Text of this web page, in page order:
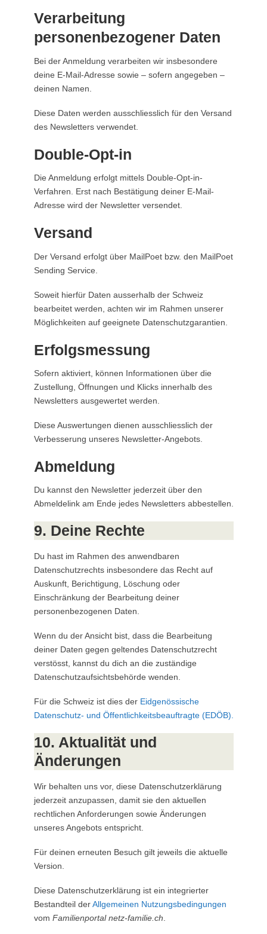
Verarbeitung
personenbezogener Daten
Bei der Anmeldung verarbeiten wir insbesondere
deine E-Mail-Adresse sowie – sofern angegeben –
deinen Namen.
Diese Daten werden ausschliesslich für den Versand
des Newsletters verwendet.
Double-Opt-in
Die Anmeldung erfolgt mittels Double-Opt-in-
Verfahren. Erst nach Bestätigung deiner E-Mail-
Adresse wird der Newsletter versendet.
Versand
Der Versand erfolgt über MailPoet bzw. den MailPoet
Sending Service.
Soweit hierfür Daten ausserhalb der Schweiz
bearbeitet werden, achten wir im Rahmen unserer
Möglichkeiten auf geeignete Datenschutzgarantien.
Erfolgsmessung
Sofern aktiviert, können Informationen über die
Zustellung, Öffnungen und Klicks innerhalb des
Newsletters ausgewertet werden.
Diese Auswertungen dienen ausschliesslich der
Verbesserung unseres Newsletter-Angebots.
Abmeldung
Du kannst den Newsletter jederzeit über den
Abmeldelink am Ende jedes Newsletters abbestellen.
9. Deine Rechte
Du hast im Rahmen des anwendbaren
Datenschutzrechts insbesondere das Recht auf
Auskunft, Berichtigung, Löschung oder
Einschränkung der Bearbeitung deiner
personenbezogenen Daten.
Wenn du der Ansicht bist, dass die Bearbeitung
deiner Daten gegen geltendes Datenschutzrecht
verstösst, kannst du dich an die zuständige
Datenschutzaufsichtsbehörde wenden.
Für die Schweiz ist dies der Eidgenössische
Datenschutz- und Öffentlichkeitsbeauftragte (EDÖB).
10. Aktualität und
Änderungen
Wir behalten uns vor, diese Datenschutzerklärung
jederzeit anzupassen, damit sie den aktuellen
rechtlichen Anforderungen sowie Änderungen
unseres Angebots entspricht.
Für deinen erneuten Besuch gilt jeweils die aktuelle
Version.
Diese Datenschutzerklärung ist ein integrierter
Bestandteil derAllgemeinen Nutzungsbedingungen
vom Familienportal netz-familie.ch